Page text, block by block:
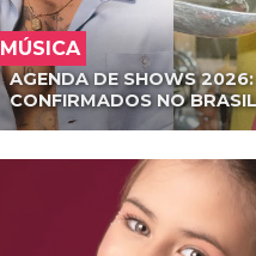
MÚSICA
AGENDA DE SHOWS
CONFIRMADOS NO